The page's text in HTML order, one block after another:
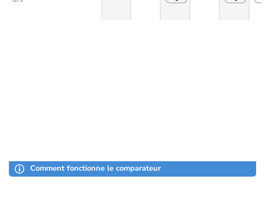
Comment fonctionne le comparateur